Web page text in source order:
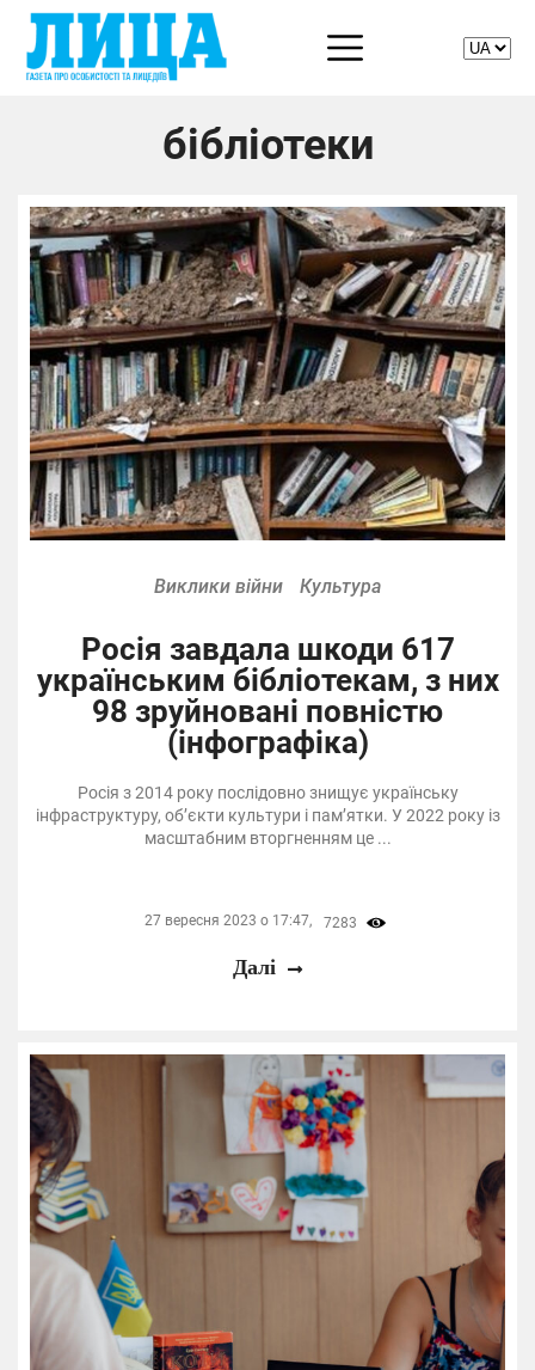
бібліотеки
Виклики війни Культура
Росія завдала шкоди 617
українським бібліотекам, з них
98 зруйновані повністю
(інфографіка)
Росія з 2014 року послідовно знищує українську
інфраструктуру, об’єкти культури і пам’ятки. У 2022 року із
масштабним вторгненням це ...
27 вересня 2023 о 17:47, 7283
Далі